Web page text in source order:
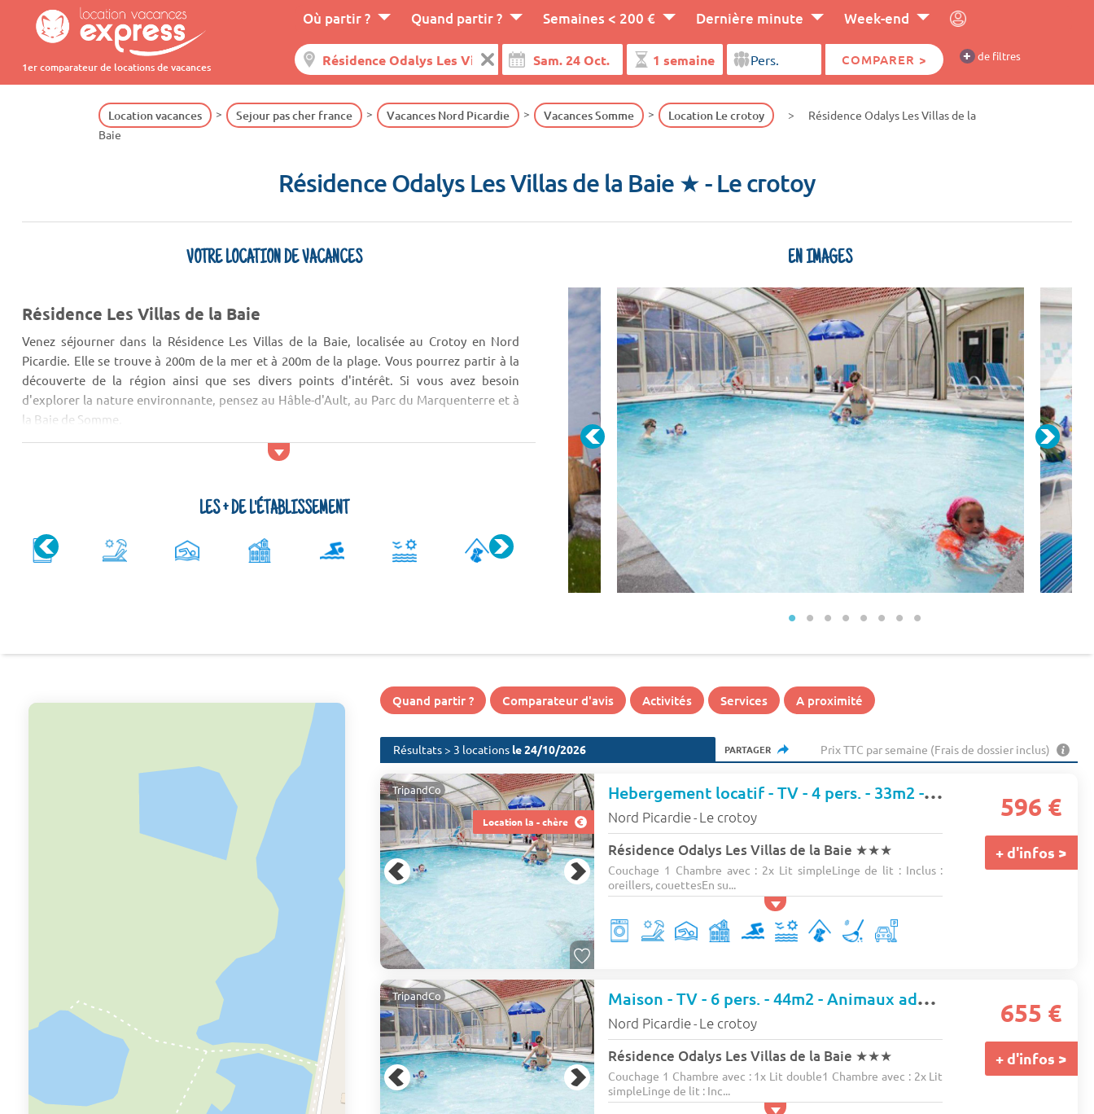
1er comparateur de locations de vacances
Où partir ? Quand partir ? Semaines < 200 € Dernière minute Week-end
COMPARER > + de filtres
Location vacances Sejour pas cher france Vacances Nord Picardie Vacances Somme Location Le crotoy
Résidence Odalys Les Villas de la
Baie
Résidence Odalys Les Villas de la Baie ★- Le crotoy
VOTRE LOCATION DE VACANCES
Résidence Les Villas de la Baie
Venez séjourner dans la Résidence Les Villas de la Baie, localisée au Crotoy en Nord
Picardie. Elle se trouve à 200m de la mer et à 200m de la plage. Vous pourrez partir à la
découverte de la région ainsi que ses divers points d'intérêt. Si vous avez besoin
d'explorer la nature environnante, pensez au Hâble-d'Ault, au Parc du Marquenterre et à
la Baie de Somme.
LES + DE L'ÉTABLISSEMENT
EN IMAGES
Quand partir ? Comparateur d'avis Activités Services A proximité
Résultats > 3 locations le 24/10/2026 PARTAGER Prix TTC par semaine (Frais de dossier inclus)
Location la - chère
TripandCo Hebergement locatif - TV - 4 pers. - 33m2 - Animaux admis
Nord Picardie- Le crotoy
Résidence Odalys Les Villas de la Baie ★★★
Couchage 1 Chambre avec : 2x Lit simpleLinge de lit : Inclus :
oreillers, couettesEn su...
596 €
+ d'infos >
TripandCo Maison - TV - 6 pers. - 44m2 - Animaux admis
Nord Picardie- Le crotoy
Résidence Odalys Les Villas de la Baie ★★★
Couchage 1 Chambre avec : 1x Lit double1 Chambre avec : 2x Lit
simpleLinge de lit : Inc...
655 €
+ d'infos >